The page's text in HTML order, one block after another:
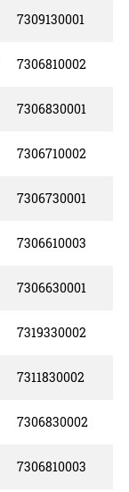
7309130001
7306810002
7306830001
7306710002
7306730001
7306610003
7306630001
7319330002
7311830002
7306830002
7306810003